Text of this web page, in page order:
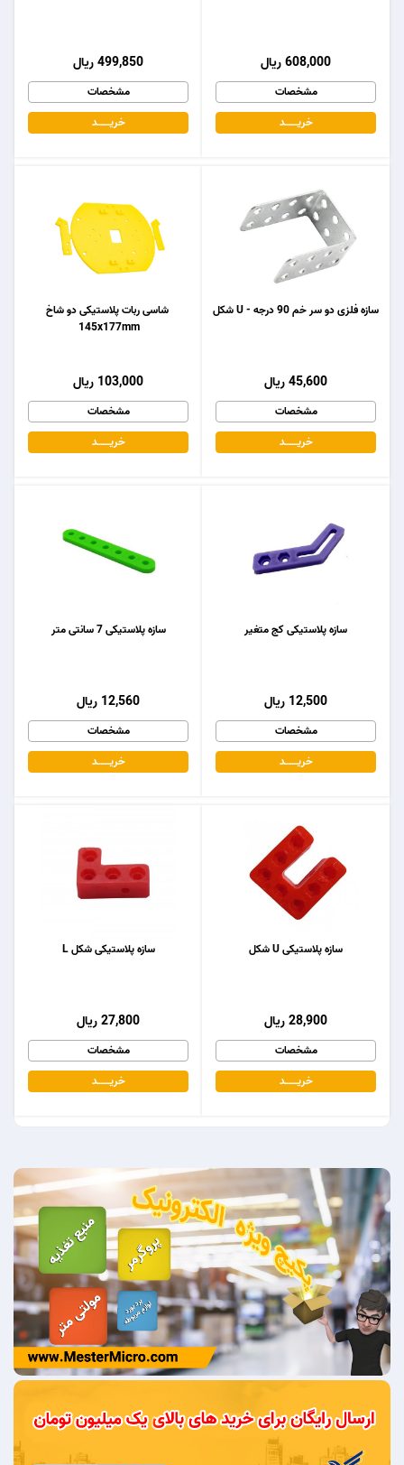
499,850 ریال
مشخصات
خریـــــــد
608,000 ریال
مشخصات
خریـــــــد
شاسی ربات پلاستیکی دو شاخ
145x177mm
103,000 ریال
مشخصات
خریـــــــد
سازه فلزی دو سر خم 90 درجه - U شکل
45,600 ریال
مشخصات
خریـــــــد
سازه پلاستیکی 7 سانتی متر
12,560 ریال
مشخصات
خریـــــــد
سازه پلاستیکی کج متغیر
12,500 ریال
مشخصات
خریـــــــد
سازه پلاستیکی شکل L
27,800 ریال
مشخصات
خریـــــــد
سازه پلاستیکی U شکل
28,900 ریال
مشخصات
خریـــــــد